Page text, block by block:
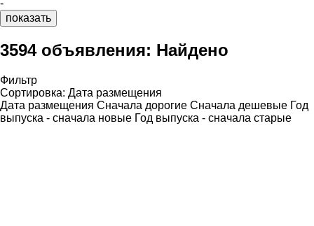
-
показать
3594 объявления: Найдено
Фильтр
Сортировка: Дата размещения
Дата размещения Сначала дорогие Сначала дешевые Год
выпуска - сначала новые Год выпуска - сначала старые